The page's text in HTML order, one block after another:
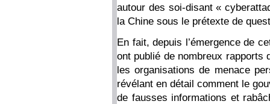
autour des soi-disant «
la Chine sous le prétexte de
En fait, depuis l’émergence de
ont publié de nombreux rapports
les organisations de menace
révélant en détail comment le
de fausses informations et